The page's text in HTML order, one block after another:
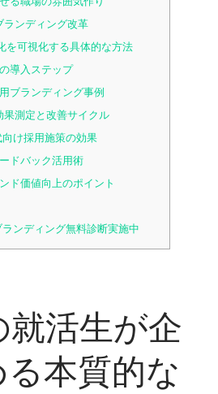
ランディング改革
を可視化する具体的な方法
導入ステップ
ブランディング事例
果測定と改善サイクル
け採用施策の効果
ドバック活用術
ド価値向上のポイント
ンディング無料診断実施中
就活生が企
本質的な